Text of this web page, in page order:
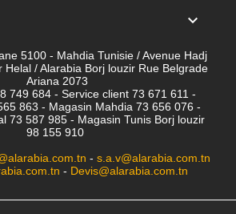

5100 - Mahdia Tunisie / Avenue Hadj
Helal / Alarabia Borj louzir Rue Belgrade
Ariana 2073
749 684 - Service client 73 671 611 -
863 - Magasin Mahdia 73 656 076 -
73 587 985 - Magasin Tunis Borj louzir
98 155 910
- s.a.v@alarabia.com.tn
- Devis@alarabia.com.tn